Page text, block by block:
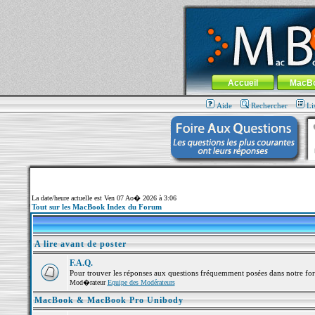
MacBook-fr.com : 100% Apple... 100%
Aller au contenu-Aller au menu
Menu général
Accueil
Aide Rechercher
La date/heure actuelle est Ven 07 Ao� 2026 à 3:06
Tout sur les MacBook Index du Forum
A lire avant de poster
F.A.Q.
Pour trouver les réponses aux questions fréquemment posées dans notre
Mod�rateurEquipe des Modérateurs
MacBook & MacBook Pro Unibody